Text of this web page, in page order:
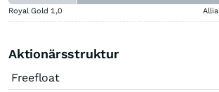
Royal Gold 1,0
Aktionärsstruktur
Freefloat